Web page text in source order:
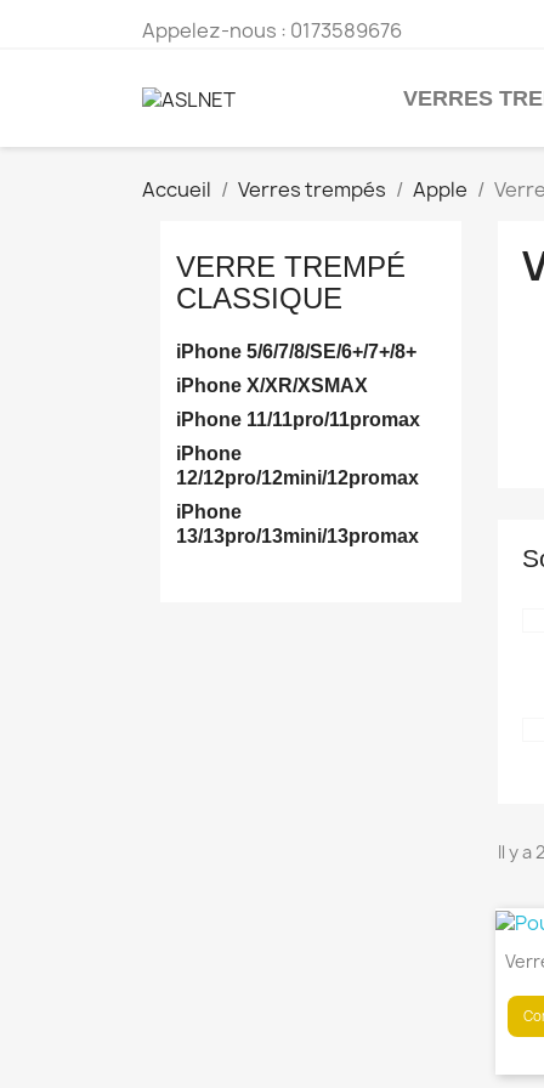
Appelez-nous : 0173589676
VERRES
Accueil Verres trempés Apple
VERRE TREMPÉ
CLASSIQUE
iPhone 5/6/7/8/SE/6+/7+/8+
iPhone X/XR/XSMAX
iPhone 11/11pro/11promax
iPhone
12/12pro/12mini/12promax
iPhone
13/13pro/13mini/13promax
Il y a